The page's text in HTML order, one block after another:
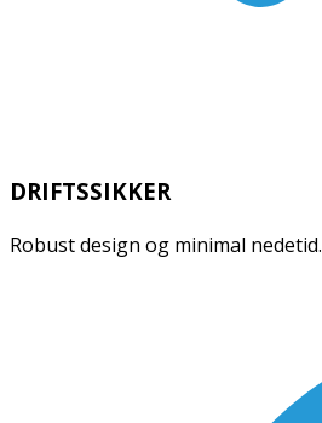
DRIFTSSIKKER
Robust design og minimal nedetid.